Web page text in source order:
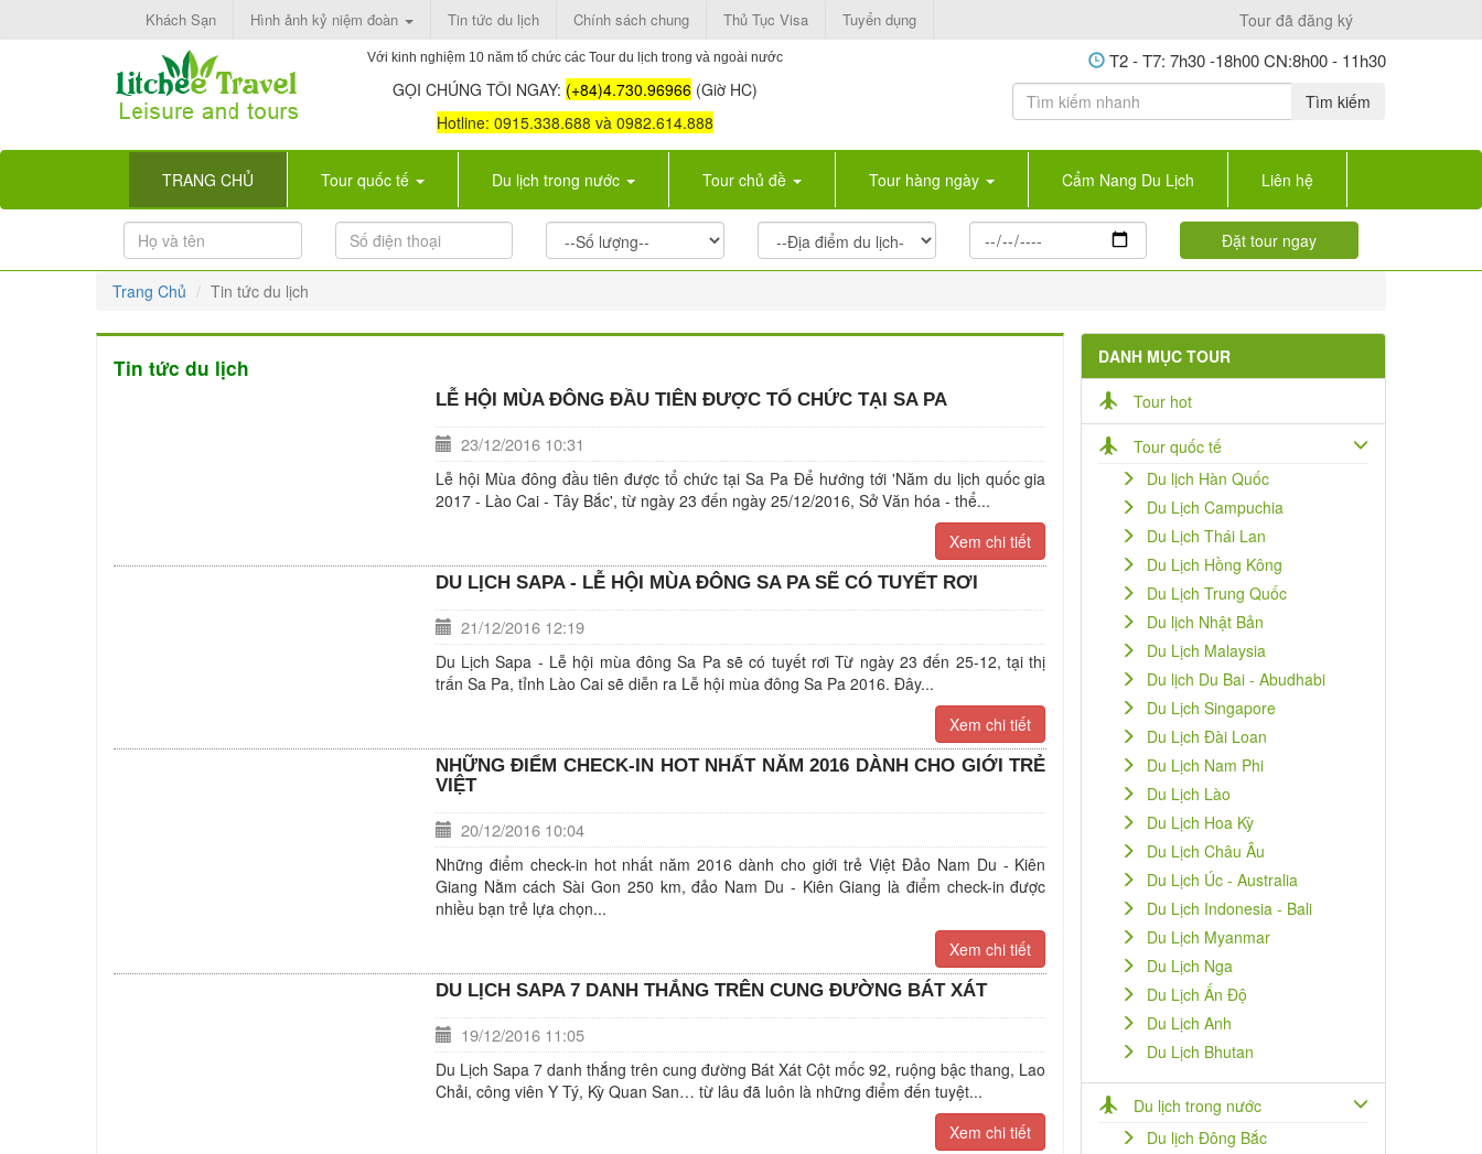
Khách Sạn Hình ảnh kỷ niệm đoàn Tin tức du lịch Chính sách chung Thủ Tục Visa Tuyển dụng Tour đã đăng ký
Với kinh nghiệm 10 năm tổ chức các Tour du lịch trong và ngoài nước
GỌI CHÚNG TÔI NGAY: (+84)4.730.96966 (Giờ HC)
Hotline: 0915.338.688 và 0982.614.888
T2 - T7: 7h30 -18h00 CN:8h00 - 11h30
Tìm kiếm
TRANG CHỦ Tour quốc tế Du lịch trong nước Tour chủ đề Tour hàng ngày Cẩm Nang Du Lịch Liên hệ
Trang Chủ Tin tức du lịch
Tin tức du lịch
LỄ HỘI MÙA ĐÔNG ĐẦU TIÊN ĐƯỢC TỔ CHỨC TẠI SA PA
23/12/2016 10:31
Lễ hội Mùa đông đầu tiên được tổ chức tại Sa Pa Để hướng tới 'Năm du lịch quốc gia
2017 - Lào Cai - Tây Bắc', từ ngày 23 đến ngày 25/12/2016, Sở Văn hóa - thể...
Xem chi tiết
DU LỊCH SAPA - LỄ HỘI MÙA ĐÔNG SA PA SẼ CÓ TUYẾT RƠI
21/12/2016 12:19
Du Lịch Sapa - Lễ hội mùa đông Sa Pa sẽ có tuyết rơi Từ ngày 23 đến 25-12, tại thị
trấn Sa Pa, tỉnh Lào Cai sẽ diễn ra Lễ hội mùa đông Sa Pa 2016. Đây...
Xem chi tiết
NHỮNG ĐIỂM CHECK-IN HOT NHẤT NĂM 2016 DÀNH CHO GIỚI TRẺ
VIỆT
20/12/2016 10:04
Những điểm check-in hot nhất năm 2016 dành cho giới trẻ Việt Đảo Nam Du - Kiên
Giang Nằm cách Sài Gon 250 km, đảo Nam Du - Kiên Giang là điểm check-in được
nhiều bạn trẻ lựa chọn...
Xem chi tiết
DU LỊCH SAPA 7 DANH THẮNG TRÊN CUNG ĐƯỜNG BÁT XÁT
19/12/2016 11:05
Du Lịch Sapa 7 danh thắng trên cung đường Bát Xát Cột mốc 92, ruộng bậc thang, Lao
Chải, công viên Y Tý, Kỳ Quan San… từ lâu đã luôn là những điểm đến tuyệt...
Xem chi tiết
DANH MỤC TOUR
Tour hot
Tour quốc tế
Du lịch Hàn Quốc
Du Lịch Campuchia
Du Lịch Thái Lan
Du Lịch Hồng Kông
Du Lịch Trung Quốc
Du lịch Nhật Bản
Du Lịch Malaysia
Du lịch Du Bai - Abudhabi
Du Lịch Singapore
Du Lịch Đài Loan
Du Lịch Nam Phi
Du Lịch Lào
Du Lịch Hoa Kỳ
Du Lịch Châu Âu
Du Lịch Úc - Australia
Du Lịch Indonesia - Bali
Du Lịch Myanmar
Du Lịch Nga
Du Lịch Ấn Độ
Du Lịch Anh
Du Lịch Bhutan
Du lịch trong nước
Du lịch Đông Bắc